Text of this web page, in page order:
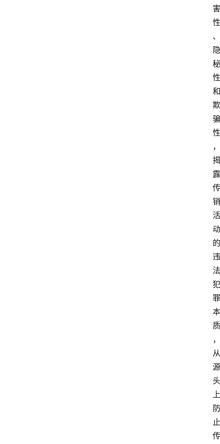
害
性
、
隐
秘
性
和
欺
骗
性
，
揭
露
传
销
活
动
的
违
法
犯
罪
本
质
，
从
源
头
上
防
止
传